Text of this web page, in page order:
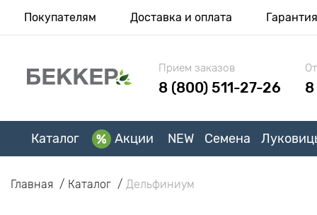
Покупателям Доставка и оплата Гарантия
Прием заказов
8 (800) 511-27-26
Каталог Акции NEW Семена
Главная Каталог Дельфиниум